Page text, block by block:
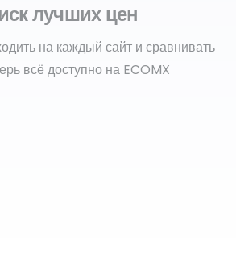
лучших цен
на каждый сайт и сравнивать
всё доступно на ECOMX